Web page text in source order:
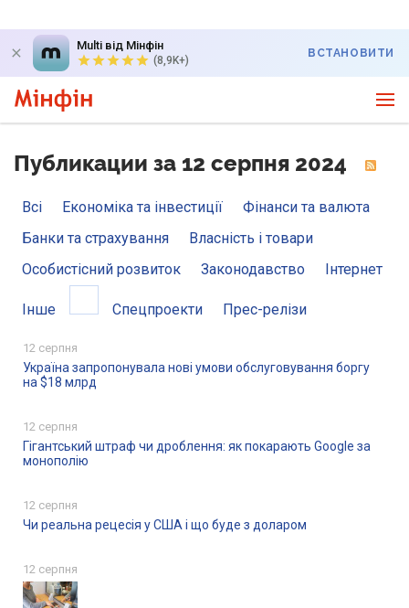
Multi від Мінфін
(8,9K+)
ВСТАНОВИТИ
Публикации за 12 серпня 2024
Всі Економіка та інвестиції
Фінанси та валюта
Банки та страхування
Власність і товари
Особистісний розвиток
Законодавство Інтернет
Інше Спецпроекти Прес-релізи
12 серпня
Україна запропонувала нові умови обслуговування боргу
на $18 млрд
12 серпня
Гігантський штраф чи дроблення: як покарають Google за
монополію
12 серпня
Чи реальна рецесія у США і що буде з доларом
12 серпня